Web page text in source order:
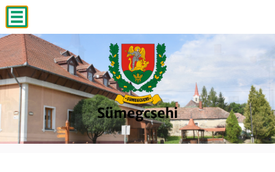
Sümegcsehi
Sümegcsehi
Sümegcsehi
Sümegcsehi
Sümegcsehi